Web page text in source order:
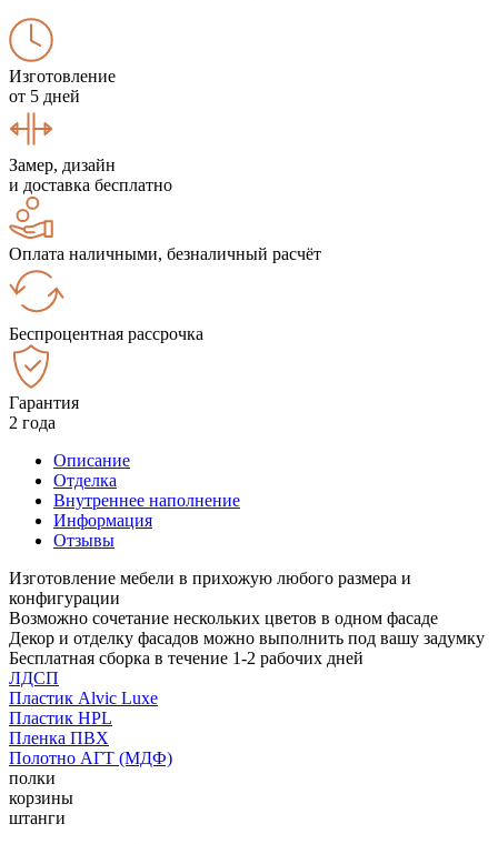
Изготовление
от 5 дней
Замер, дизайн
и доставка бесплатно
Оплата наличными, безналичный расчёт
Беспроцентная рассрочка
Гарантия
2 года
Описание
Отделка
Внутреннее наполнение
Информация
Отзывы
Изготовление мебели в прихожую любого размера и
конфигурации
Возможно сочетание нескольких цветов в одном фасаде
Декор и отделку фасадов можно выполнить под вашу задумку
Бесплатная сборка в течение 1-2 рабочих дней
ЛДСП
Пластик Alvic Luxe
Пластик HPL
Пленка ПВХ
Полотно АГТ (МДФ)
полки
корзины
штанги